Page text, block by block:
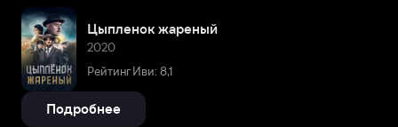
Цыпленок жареный
2020
Рейтинг Иви: 8,1
Подробнее